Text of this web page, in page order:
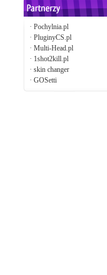
· Pochylnia.pl
· PluginyCS.pl
· Multi-Head.pl
· 1shot2kill.pl
· skin changer
· GOSetti